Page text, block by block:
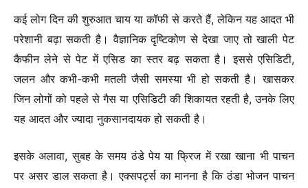
कई लोग दिन की शुरुआत चाय या कॉफी से करते हैं, लेकिन यह आदत भी
परेशानी बढ़ा सकती है। वैज्ञानिक दृष्टिकोण से देखा जाए तो खाली पेट
कैफीन लेने से पेट में एसिड का स्तर बढ़ सकता है। इससे एसिडिटी,
जलन और कभी-कभी मतली जैसी समस्या भी हो सकती है। खासकर
जिन लोगों को पहले से गैस या एसिडिटी की शिकायत रहती है, उनके लिए
यह आदत और ज्यादा नुकसानदायक हो सकती है।
इसके अलावा, सुबह के समय ठंडे पेय या फ्रिज में रखा खाना भी पाचन
पर असर डाल सकता है। एक्सपर्ट्स का मानना है कि ठंडा भोजन पाचन